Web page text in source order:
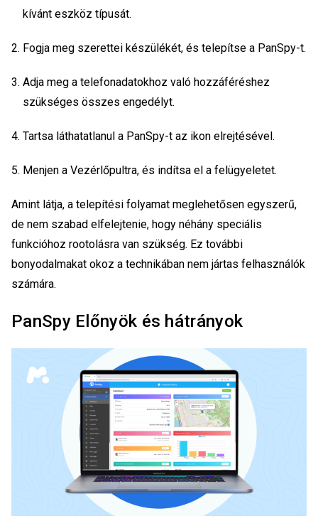
kívánt eszköz típusát.
Fogja meg szerettei készülékét, és telepítse a PanSpy-t.
Adja meg a telefonadatokhoz való hozzáféréshez
szükséges összes engedélyt.
Tartsa láthatatlanul a PanSpy-t az ikon elrejtésével.
Menjen a Vezérlőpultra, és indítsa el a felügyeletet.
Amint látja, a telepítési folyamat meglehetősen egyszerű,
de nem szabad elfelejtenie, hogy néhány speciális
funkcióhoz rootolásra van szükség. Ez további
bonyodalmakat okoz a technikában nem jártas felhasználók
számára.
PanSpy Előnyök és hátrányok